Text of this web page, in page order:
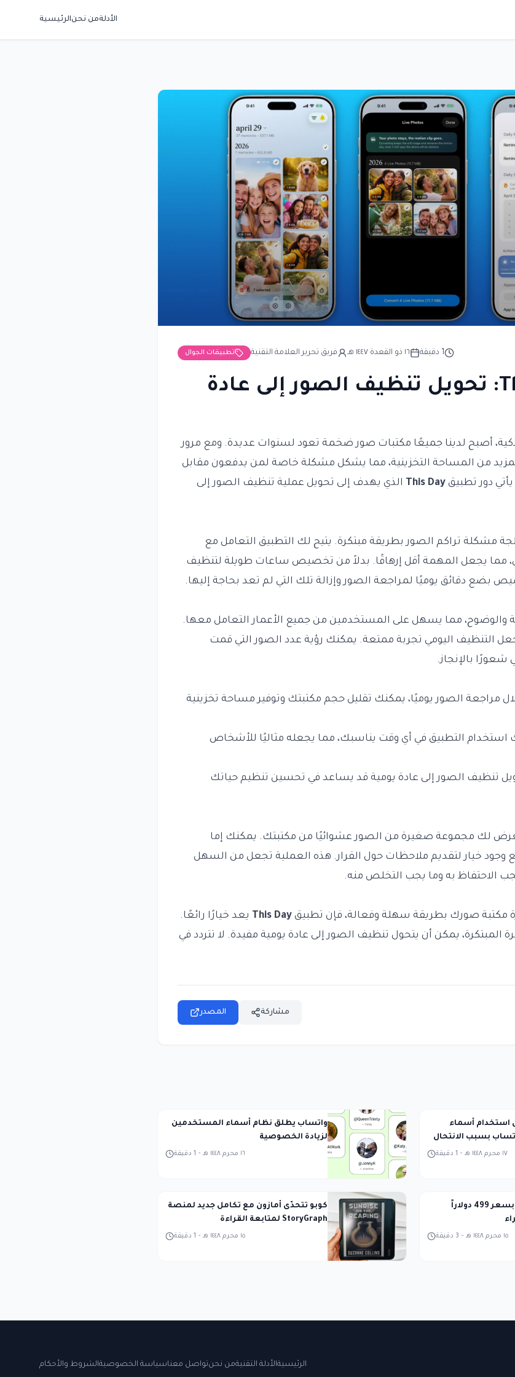
الأدلةمن نحنالرئيسية
تطبيقات الجوال فريق تحرير العلامة التقنية ١٦ ذو القعدة ١٤٤٧ هـ 1 دقيقة
تطبيق This Day: تحويل تنظيف الصور إلى عادة
أصبح لدينا جميعًا مكتبات صور ضخمة تعود لسنوات عديدة. ومع مرور
من المساحة التخزينية، مما يشكل مشكلة خاصة لمن يدفعون مقابل
This Day الذي يهدف إلى تحويل عملية تنظيف الصور إلى
مشكلة تراكم الصور بطريقة مبتكرة. يتيح لك التطبيق التعامل مع
مما يجعل المهمة أقل إرهاقًا. بدلاً من تخصيص ساعات طويلة لتنظيف
دقائق يوميًا لمراجعة الصور وإزالة تلك التي لم تعد بحاجة إليها.
والوضوح، مما يسهل على المستخدمين من جميع الأعمار التعامل معها.
التنظيف اليومي تجربة ممتعة. يمكنك رؤية عدد الصور التي قمت
شعورًا بالإنجاز.
مراجعة الصور يوميًا، يمكنك تقليل حجم مكتبتك وتوفير مساحة تخزينية
استخدام التطبيق في أي وقت يناسبك، مما يجعله مثاليًا للأشخاص
تنظيف الصور إلى عادة يومية قد يساعد في تحسين تنظيم حياتك
لك مجموعة صغيرة من الصور عشوائيًا من مكتبتك. يمكنك إما
مع وجود خيار لتقديم ملاحظات حول القرار. هذه العملية تجعل من السهل
الاحتفاظ به وما يجب التخلص منه.
مكتبة صورك بطريقة سهلة وفعالة، فإن تطبيق This Day يعد خيارًا رائعًا.
المبتكرة، يمكن أن يتحول تنظيف الصور إلى عادة يومية مفيدة. لا تتردد في
المصدر مشاركة
استخدام أسماء
بسبب الانتحال
1 دقيقة - ١٧ محرم ١٤٤٨ هـ
واتساب يطلق نظام أسماء المستخدمين
لزيادة الخصوصية
1 دقيقة - ١٦ محرم ١٤٤٨ هـ
آيباد Air بمعالج M3 بسعر 499 دولاراً
3 دقيقة - ١٥ محرم ١٤٤٨ هـ
كوبو تتحدّى أمازون مع تكامل جديد لمنصة
StoryGraph لمتابعة القراءة
1 دقيقة - ١٥ محرم ١٤٤٨ هـ
الرئيسيةالأدلة التقنيةمن نحنتواصل معناسياسة الخصوصيةالشروط والأحكام